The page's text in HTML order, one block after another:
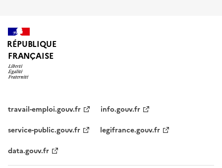
RÉPUBLIQUE
FRANÇAISE
travail-emploi.gouv.fr
info.gouv.fr
service-public.gouv.fr
legifrance.gouv.fr
data.gouv.fr